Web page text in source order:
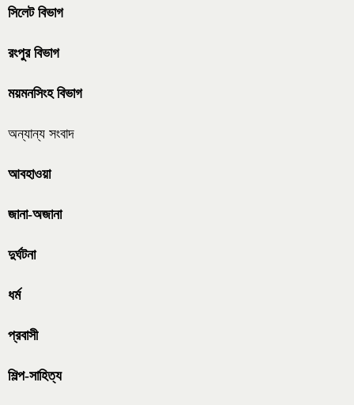
সিলেট বিভাগ
রংপুর বিভাগ
ময়মনসিংহ বিভাগ
অন্যান্য সংবাদ
আবহাওয়া
জানা-অজানা
দুর্ঘটনা
ধর্ম
প্রবাসী
শিল্প-সাহিত্য